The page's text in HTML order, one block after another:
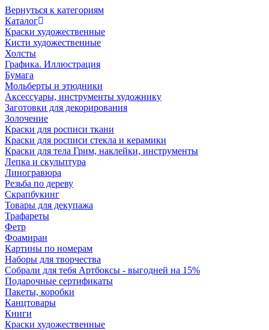
Вернуться к категориям
Каталог
Краски художественные
Кисти художественные
Холсты
Графика. Иллюстрация
Бумага
Мольберты и этюдники
Аксессуары, инструменты художнику
Заготовки для декорирования
Золочение
Краски для росписи ткани
Краски для росписи стекла и керамики
Краски для тела Грим, наклейки, инструменты
Лепка и скульптура
Линогравюра
Резьба по дереву
Скрапбукинг
Товары для декупажа
Трафареты
Фетр
Фоамиран
Картины по номерам
Наборы для творчества
Собрали для тебя Артбоксы - выгодней на 15%
Подарочные сертификаты
Пакеты, коробки
Канцтовары
Книги
Краски художественные